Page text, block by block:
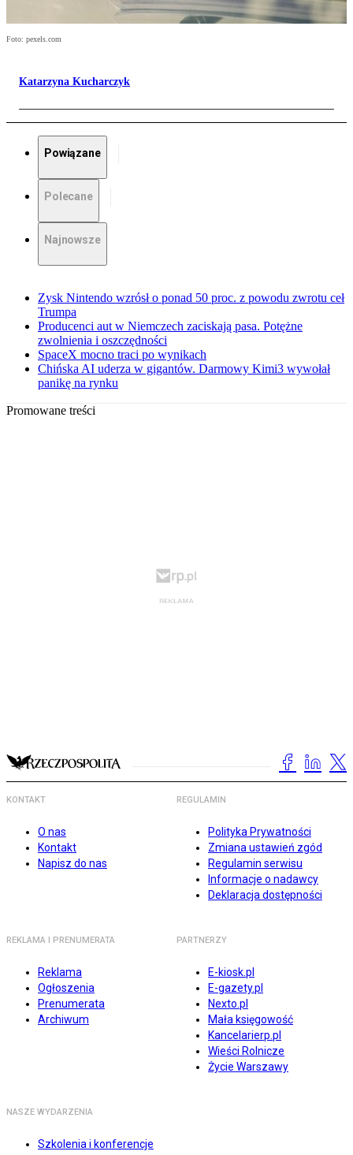
Foto: pexels.com
Katarzyna Kucharczyk
Powiązane
Polecane
Najnowsze
Zysk Nintendo wzrósł o ponad 50 proc. z powodu zwrotu ceł
Trumpa
Producenci aut w Niemczech zaciskają pasa. Potężne
zwolnienia i oszczędności
SpaceX mocno traci po wynikach
Chińska AI uderza w gigantów. Darmowy Kimi3 wywołał
panikę na rynku
Promowane treści
KONTAKT
O nas
Kontakt
Napisz do nas
REGULAMIN
Polityka Prywatności
Zmiana ustawień zgód
Regulamin serwisu
Informacje o nadawcy
Deklaracja dostępności
REKLAMA I PRENUMERATA
Reklama
Ogłoszenia
Prenumerata
Archiwum
PARTNERZY
E-kiosk.pl
E-gazety.pl
Nexto.pl
Mała księgowość
Kancelarierp.pl
Wieści Rolnicze
Życie Warszawy
NASZE WYDARZENIA
Szkolenia i konferencje